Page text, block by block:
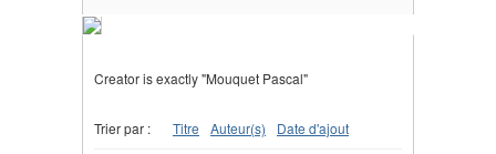
Creator is exactly "Mouquet Pascal"
Trier par : Titre Auteur(s) Date d'ajout